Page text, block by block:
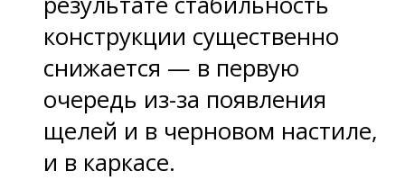
конструкции существенно
снижается — в первую
очередь из-за появления
щелей и в черновом настиле,
и в каркасе.